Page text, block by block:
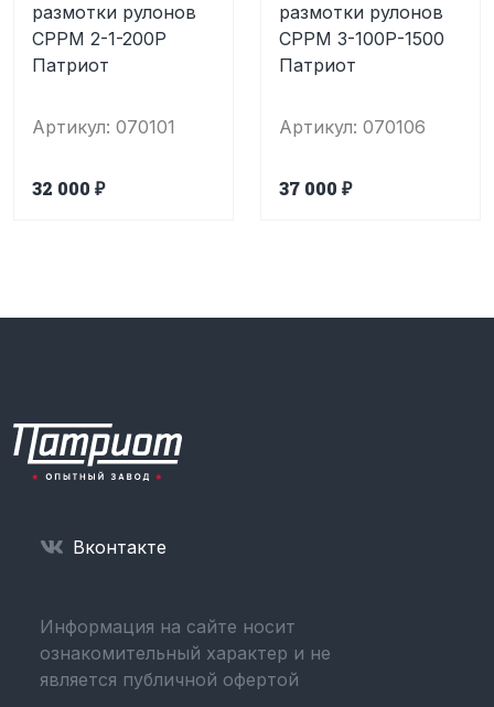
размотки рулонов
СРРМ 2-1-200Р
Патриот
Артикул: 070101
32 000 ₽
размотки рулонов
СРРМ 3-100Р-1500
Патриот
Артикул: 070106
37 000 ₽
Вконтакте
Информация на сайте носит
ознакомительный характер и не
является публичной офертой